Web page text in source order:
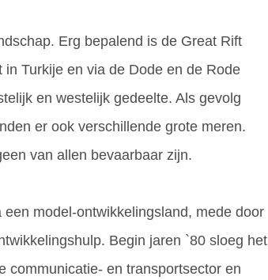
Erg bepalend is de Great Rift
Turkije en via de Dode en de Rode
en westelijk gedeelte. Als gevolg
er ook verschillende grote meren.
van allen bevaarbaar zijn.
model-ontwikkelingsland, mede door
Begin jaren `80 sloeg het
communicatie- en transportsector en